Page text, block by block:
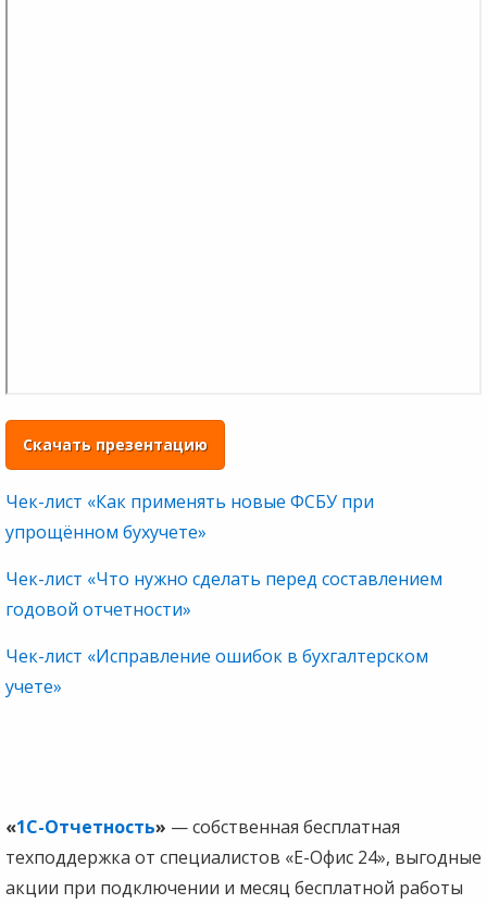
Скачать презентацию
Чек-лист «Как применять новые ФСБУ при
упрощённом бухучете»
Чек-лист «Что нужно сделать перед составлением
годовой отчетности»
Чек-лист «Исправление ошибок в бухгалтерском
учете»
«1С-Отчетность» — собственная бесплатная
техподдержка от специалистов «Е-Офис 24», выгодные
акции при подключении и месяц бесплатной работы